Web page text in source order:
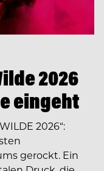
2026
eingeht
2026“:
gerockt. Ein